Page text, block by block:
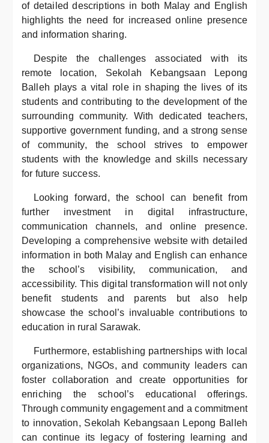
of detailed descriptions in both Malay and English
highlights the need for increased online presence
and information sharing.
Despite the challenges associated with its
remote location, Sekolah Kebangsaan Lepong
Balleh plays a vital role in shaping the lives of its
students and contributing to the development of the
surrounding community. With dedicated teachers,
supportive government funding, and a strong sense
of community, the school strives to empower
students with the knowledge and skills necessary
for future success.
Looking forward, the school can benefit from
further investment in digital infrastructure,
communication channels, and online presence.
Developing a comprehensive website with detailed
information in both Malay and English can enhance
the school’s visibility, communication, and
accessibility. This digital transformation will not only
benefit students and parents but also help
showcase the school’s invaluable contributions to
education in rural Sarawak.
Furthermore, establishing partnerships with local
organizations, NGOs, and community leaders can
foster collaboration and create opportunities for
enriching the school’s educational offerings.
Through community engagement and a commitment
to innovation, Sekolah Kebangsaan Lepong Balleh
can continue its legacy of fostering learning and